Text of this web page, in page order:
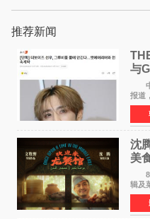
推荐新闻
与
活
中
报道
专属
位实
沈
美
温
8月
辑及
将于
映
片，